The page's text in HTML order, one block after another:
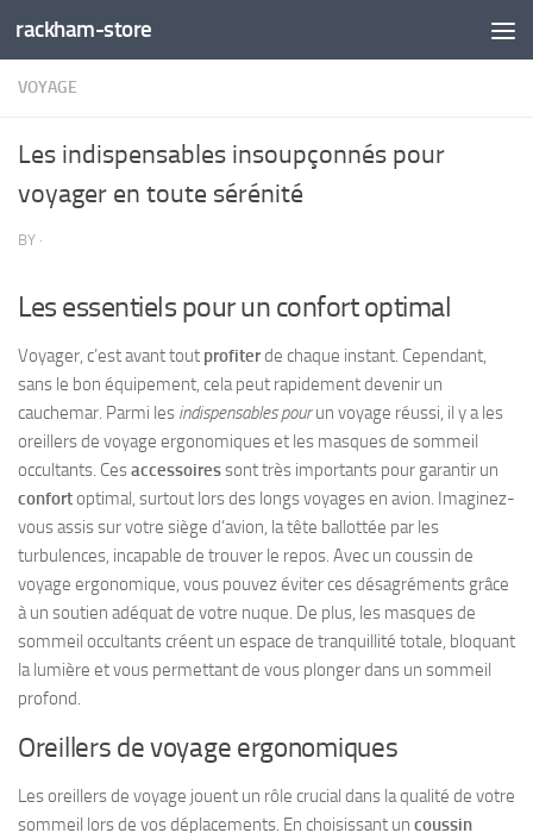
Skip to content
rackham-store
VOYAGE
Les indispensables insoupçonnés pour
voyager en toute sérénité
BY ·
Les essentiels pour un confort optimal
Voyager, c’est avant tout profiterde chaque instant. Cependant,
sans le bon équipement, cela peut rapidement devenir un
cauchemar. Parmi les indispensables pourun voyage réussi, il y a les
oreillers de voyage ergonomiques et les masques de sommeil
occultants. Cesaccessoiressont très importants pour garantir un
confortoptimal, surtout lors des longs voyages en avion. Imaginez-
vous assis sur votre siège d’avion, la tête ballottée par les
turbulences, incapable de trouver le repos. Avec un coussin de
voyage ergonomique, vous pouvez éviter ces désagréments grâce
à un soutien adéquat de votre nuque. De plus, les masques de
sommeil occultants créent un espace de tranquillité totale, bloquant
la lumière et vous permettant de vous plonger dans un sommeil
profond.
Oreillers de voyage ergonomiques
Les oreillers de voyage jouent un rôle crucial dans la qualité de votre
sommeil lors de vos déplacements. En choisissant un coussin